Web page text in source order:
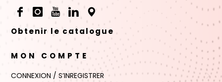
Obtenir le catalogue
MON COMPTE
CONNEXION / S’INREGISTRER